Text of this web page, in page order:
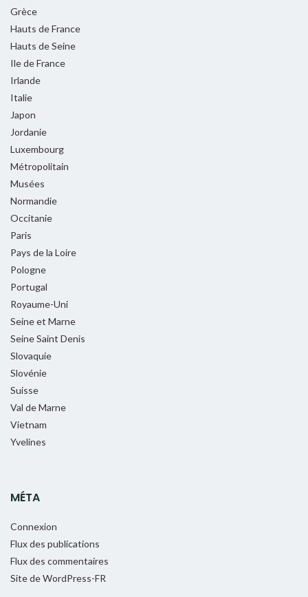
Grèce
Hauts de France
Hauts de Seine
Ile de France
Irlande
Italie
Japon
Jordanie
Luxembourg
Métropolitain
Musées
Normandie
Occitanie
Paris
Pays de la Loire
Pologne
Portugal
Royaume-Uni
Seine et Marne
Seine Saint Denis
Slovaquie
Slovénie
Suisse
Val de Marne
Vietnam
Yvelines
MÉTA
Connexion
Flux des publications
Flux des commentaires
Site de WordPress-FR